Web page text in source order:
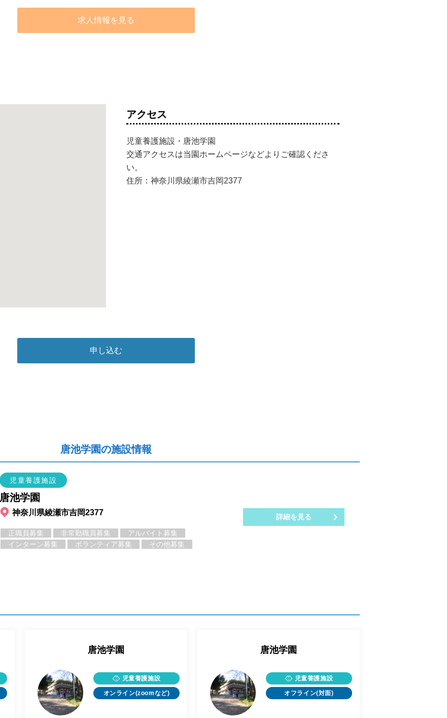
求人情報を見る
アクセス
児童養護施設・唐池学園
交通アクセスは当園ホームページなどよりご確認くださ
い。
住所：神奈川県綾瀬市吉岡2377
申し込む
唐池学園の施設情報
児童養護施設
唐池学園
神奈川県綾瀬市吉岡2377
正職員募集 非常勤職員募集
アルバイト募集
インターン募集
ボランティア募集 その他募集
詳細を見る
唐池学園
児童養護施設
オンライン(zoomなど)
唐池学園
児童養護施設
オフライン(対面)